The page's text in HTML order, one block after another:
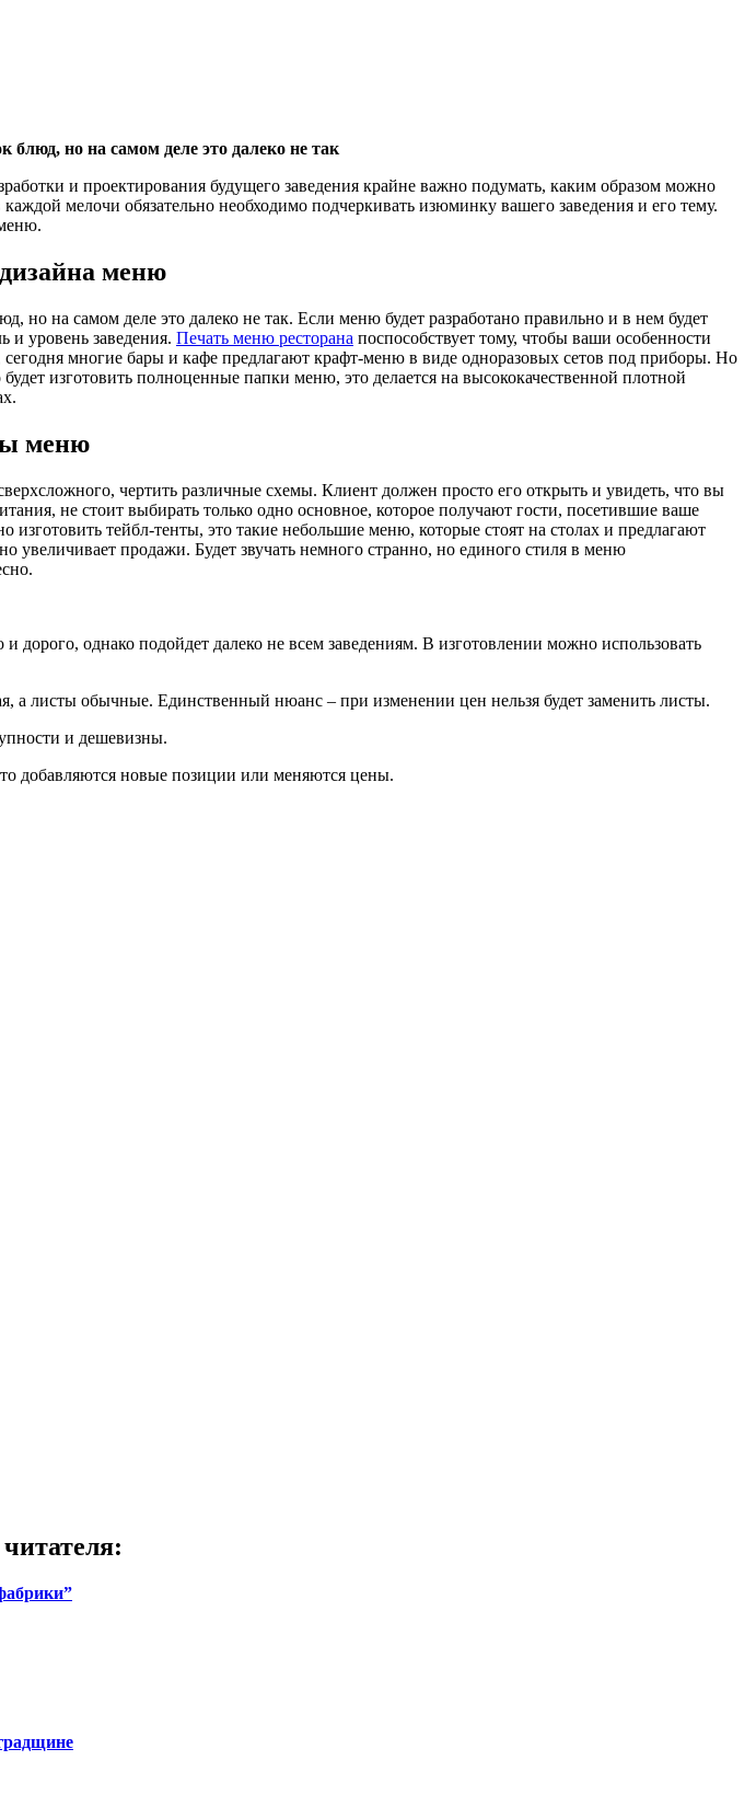
блюд, но на самом деле это далеко не так
и проектирования будущего заведения крайне важно подумать, каким образом можно
мелочи обязательно необходимо подчеркивать изюминку вашего заведения и его тему.
меню
но на самом деле это далеко не так. Если меню будет разработано правильно и в нем будет
и уровень заведения. Печать меню ресторана поспособствует тому, чтобы ваши особенности
многие бары и кафе предлагают крафт-меню в виде одноразовых сетов под приборы. Но
изготовить полноценные папки меню, это делается на высококачественной плотной
меню
чертить различные схемы. Клиент должен просто его открыть и увидеть, что вы
не стоит выбирать только одно основное, которое получают гости, посетившие ваше
тейбл-тенты, это такие небольшие меню, которые стоят на столах и предлагают
увеличивает продажи. Будет звучать немного странно, но единого стиля в меню
однако подойдет далеко не всем заведениям. В изготовлении можно использовать
листы обычные. Единственный нюанс – при изменении цен нельзя будет заменить листы.
и дешевизны.
добавляются новые позиции или меняются цены.
: